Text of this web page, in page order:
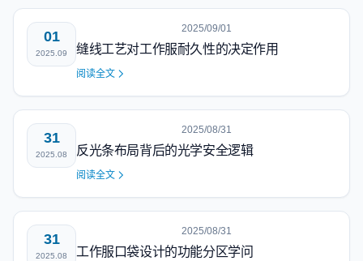
01
2025.09
2025/09/01
缝线工艺对工作服耐久性的决定作用
阅读全文
31
2025.08
2025/08/31
反光条布局背后的光学安全逻辑
阅读全文
31
2025.08
2025/08/31
工作服口袋设计的功能分区学问